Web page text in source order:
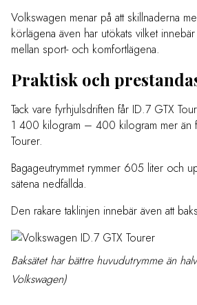
Volkswagen menar på att skillnaderna
körlägena även har utökats vilket
mellan sport- och komfortlägena.
Praktisk och
Tack vare fyrhjulsdriften får ID.7 GTX
1 400 kilogram – 400 kilogram mer än
Tourer.
Bagageutrymmet rymmer 605 liter och
sätena nedfällda.
Den rakare taklinjen innebär även att
Baksätet har bättre huvudutrymme än
Volkswagen)